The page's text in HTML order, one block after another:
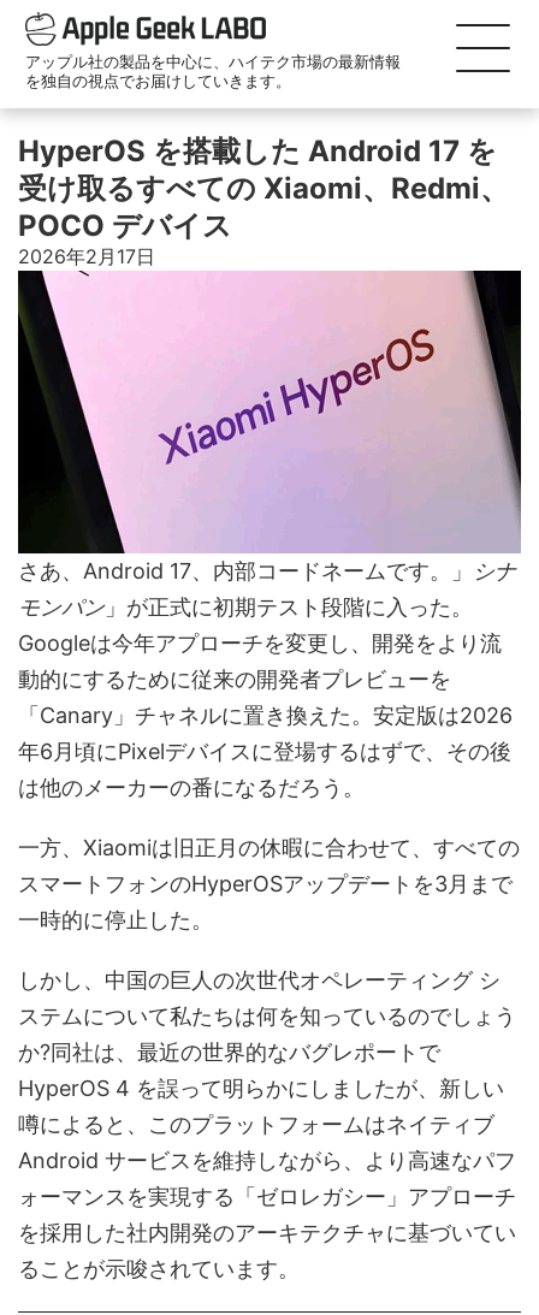
アップル社の製品を中心に、ハイテク市場の最新情報
を独自の視点でお届けしていきます。
HyperOS を搭載した Android 17 を
受け取るすべての Xiaomi、Redmi、
POCO デバイス
2026年2月17日
さあ、Android 17、内部コードネームです。」
シナ
モンパン」が正式に初期テスト段階に入った。
Googleは今年アプローチを変更し、開発をより流
動的にするために従来の開発者プレビューを
「Canary」チャネルに置き換えた。安定版は2026
年6月頃にPixelデバイスに登場するはずで、その後
は他のメーカーの番になるだろう。
一方、Xiaomiは旧正月の休暇に合わせて、すべての
スマートフォンのHyperOSアップデートを3月まで
一時的に停止した。
しかし、中国の巨人の次世代オペレーティング シ
ステムについて私たちは何を知っているのでしょう
か?同社は、最近の世界的なバグレポートで
HyperOS 4 を誤って明らかにしましたが、新しい
噂によると、このプラットフォームはネイティブ
Android サービスを維持しながら、より高速なパフ
ォーマンスを実現する「ゼロレガシー」アプローチ
を採用した社内開発のアーキテクチャに基づいてい
ることが示唆されています。